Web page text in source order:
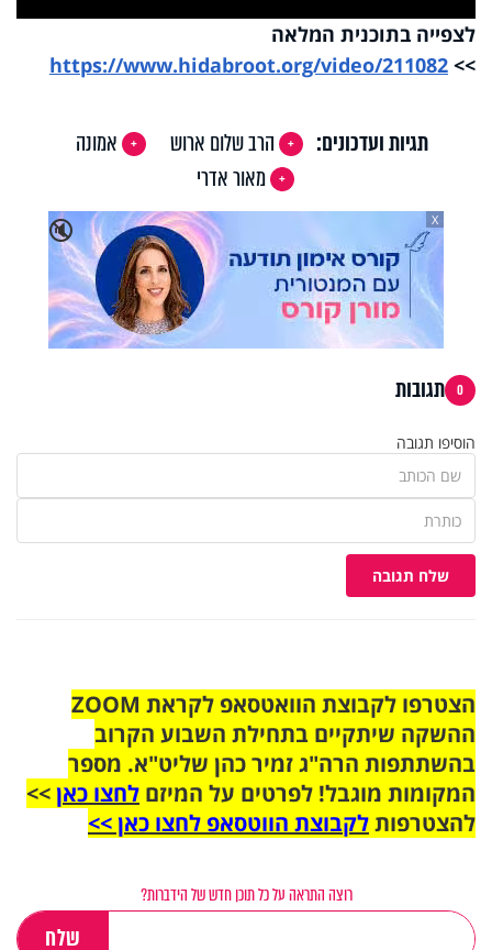
Video
לצפייה בתוכנית המלאה
>>
https://www.hidabroot.org/video/211082
תגיות ועדכונים: הרב שלום ארוש
אמונה
מאור אדרי
🔇
X
0 תגובות
הוסיפו תגובה
שלח תגובה
הצטרפו לקבוצת הוואטסאפ לקראת ZOOM
ההשקה שיתקיים בתחילת השבוע הקרוב
בהשתתפות הרה"ג זמיר כהן שליט"א. מספר
המקומות מוגבל! לפרטים על המיזם לחצו כאן>>
להצטרפותלקבוצת הווטסאפ לחצו כאן >>
רוצה התראה על כל תוכן חדש של הידברות?